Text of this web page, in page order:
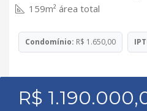
159m² área total
Condomínio: R$ 1.650,00
R$